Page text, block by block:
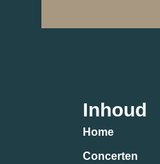
Inhoud
Home
Concerten